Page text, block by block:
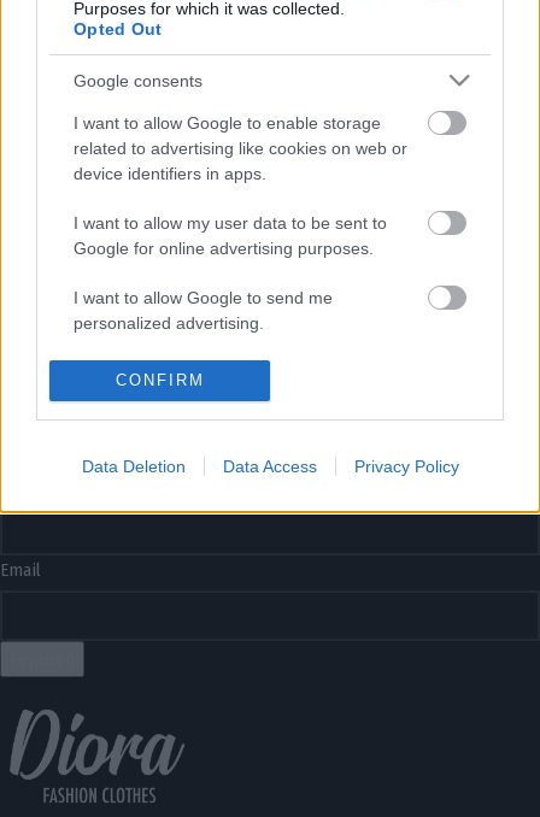
Purposes for which it was collected.
Opted Out
Google consents
I want to allow Google to enable storage
related to advertising like cookies on web or
device identifiers in apps.
I want to allow my user data to be sent to
Google for online advertising purposes.
I want to allow Google to send me
personalized advertising.
I want to allow Google to enable storage
related to analytics like cookies on web or
device identifiers in apps.
CONFIRM
Data Deletion Data Access Privacy Policy
ΜΈΓΕΘΟΣ
Τρόποι Πληρωμής
Επικοινωνία
Email